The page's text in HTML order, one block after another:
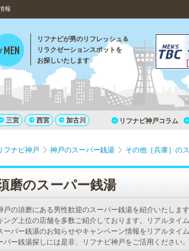
報
リフナビが男のリフレッシュ＆
リラクゼーションスポットを
お探しいたします
三宮 西宮 加古川 リフナビ神戸コラム
フナビ神戸 神戸のスーパー銭湯 その他［兵庫］の
磨のスーパー銭湯
戸の須磨にある男性歓迎のスーパー銭湯を紹介いたしま
ング上位の店舗を多数ご紹介しております。リアルタイ
ーパー銭湯のお知らせやキャンペーン情報をリアルタイ
パー銭湯探しには是非、リフナビ神戸をご活用ください。